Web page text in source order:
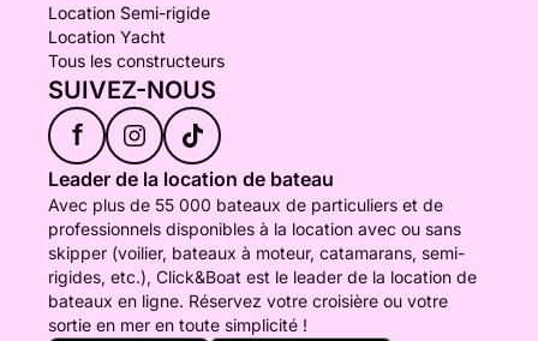
Location Semi-rigide
Location Yacht
Tous les constructeurs
SUIVEZ-NOUS
f
Leader de la location de bateau
Avec plus de 55 000 bateaux de particuliers et de
professionnels disponibles à la location avec ou sans
skipper (voilier, bateaux à moteur, catamarans, semi-
rigides, etc.), Click&Boat est le leader de la location de
bateaux en ligne. Réservez votre croisière ou votre
sortie en mer en toute simplicité !